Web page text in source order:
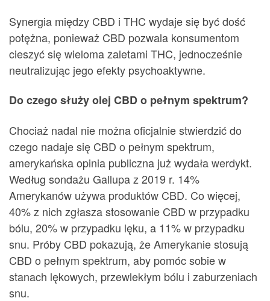
Synergia między CBD i THC wydaje się być dość
potężna, ponieważ CBD pozwala konsumentom
cieszyć się wieloma zaletami THC, jednocześnie
neutralizując jego efekty psychoaktywne.
Do czego służy olej CBD o pełnym spektrum?
Chociaż nadal nie można oficjalnie stwierdzić do
czego nadaje się CBD o pełnym spektrum,
amerykańska opinia publiczna już wydała werdykt.
Według sondażu Gallupa z 2019 r. 14%
Amerykanów używa produktów CBD. Co więcej,
40% z nich zgłasza stosowanie CBD w przypadku
bólu, 20% w przypadku lęku, a 11% w przypadku
snu. Próby CBD pokazują, że Amerykanie stosują
CBD o pełnym spektrum, aby pomóc sobie w
stanach lękowych, przewlekłym bólu i zaburzeniach
snu.